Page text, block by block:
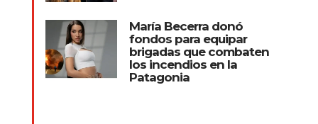
María Becerra donó
fondos para equipar
brigadas que combaten
los incendios en la
Patagonia